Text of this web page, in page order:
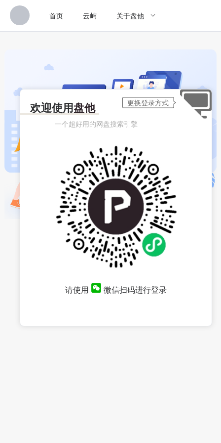
首页 云屿 关于盘他
欢迎使用盘他
一个超好用的网盘搜索引擎
请使用 微信扫码进行登录